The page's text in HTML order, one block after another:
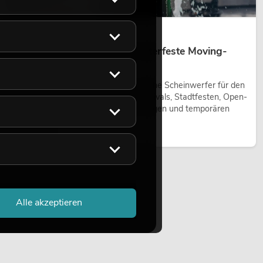
Outdoor Moving-Heads: Wetterfeste Moving-
Outdoor Moving-Heads sind bewegliche Scheinwerfer für den
Einsatz im Freien. Sie werden bei Festivals, Stadtfesten, Open-
Air-Konzerten, Architekturinszenierungen und temporären
Jetzt lesen
Alle akzeptieren